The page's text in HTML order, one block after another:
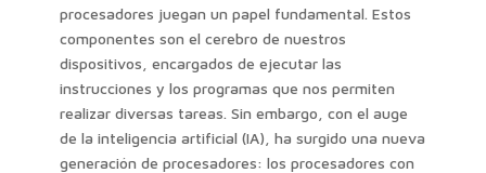
procesadores juegan un papel fundamental. Estos
componentes son el cerebro de nuestros
dispositivos, encargados de ejecutar las
instrucciones y los programas que nos permiten
realizar diversas tareas. Sin embargo, con el auge
de la inteligencia artificial (IA), ha surgido una nueva
generación de procesadores: los procesadores con